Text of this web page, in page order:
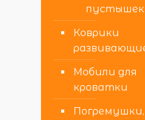
пустышек
Коврики
Мобили для
кроватки
Погремушки,